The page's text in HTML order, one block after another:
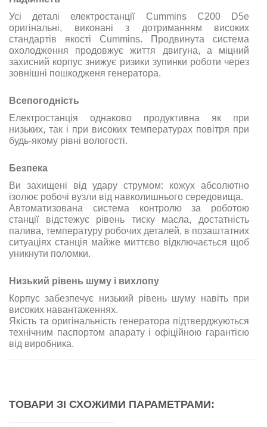
Усі деталі електростанції Cummins C200 D5e
оригінальні, виконані з дотриманням високих
стандартів якості Cummins. Продвинута система
охолодження продовжує життя двигуна, а міцний
захисний корпус знижує ризики зупинки роботи через
зовнішні пошкодженя генератора.
Всепогодність
Електростанція однаково продуктивна як при
низьких, так і при високих температурах повітря при
будь-якому рівні вологості.
Безпека
Ви захищені від удару струмом: кожух абсолютно
ізолює робочі вузли від навколишнього середовища.
Автоматизована система контролю за роботою
станції відстежує рівень тиску масла, достатність
палива, температуру робочих деталей, в позаштатних
ситуаціях станція майже миттєво відключається щоб
уникнути поломки.
Низький рівень шуму і вихлопу
Корпус забезпечує низький рівень шуму навіть при
високих навантаженнях.
Якість та оригінальність генератора підтверджуються
технічним паспортом апарату і офіційною гарантією
від виробника.
ТОВАРИ ЗІ СХОЖИМИ ПАРАМЕТРАМИ: